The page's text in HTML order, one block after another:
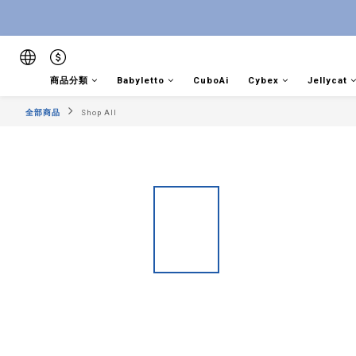
商品分類 Babyletto CuboAi Cybex Jellycat
全部商品 Shop All